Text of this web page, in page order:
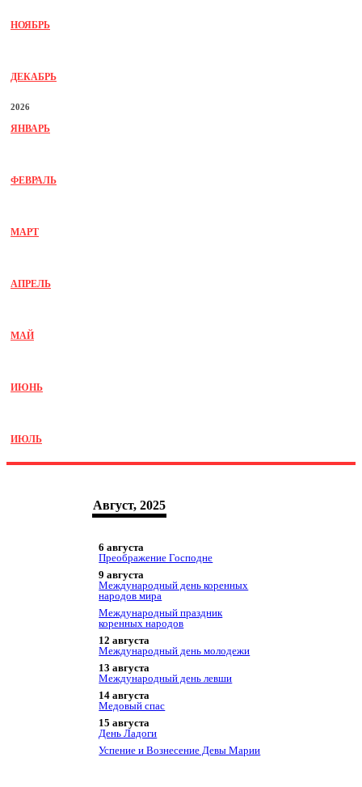
НОЯБРЬ
ДЕКАБРЬ
2026
ЯНВАРЬ
ФЕВРАЛЬ
МАРТ
АПРЕЛЬ
МАЙ
ИЮНЬ
ИЮЛЬ
Август, 2025
6 августа
Преображение Господне
9 августа
Международный день коренных
народов мира
Международный праздник
коренных народов
12 августа
Международный день молодежи
13 августа
Международный день левши
14 августа
Медовый спас
15 августа
День Ладоги
Успение и Вознесение Девы Марии